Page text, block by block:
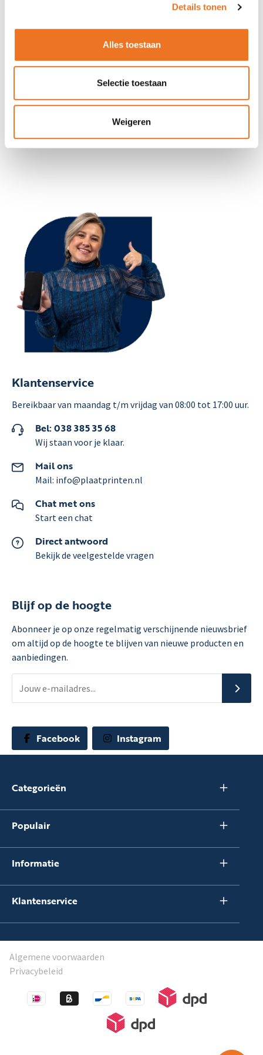
Details tonen
Alles toestaan
Selectie toestaan
Weigeren
afmetingen door en upload je ontwerp. Wij zorgen voor
snelle levering en uitstekende kwaliteit. Zo haal jij snel het
maximale uit jouw reclame.
Contact
Voor meer informatie, (grote) bestellingen of
vragen,neem contact met ons op. Wij staan klaar om jou te
helpen met al jouw vragen en om de perfecte autosticker
Klantenservice
Bereikbaar van maandag t/m vrijdag van 08:00 tot 17:00 uur.
Bel: 038 385 35 68
Wij staan voor je klaar.
Mail ons
Mail: info@plaatprinten.nl
Chat met ons
Start een chat
Direct antwoord
Bekijk de veelgestelde vragen
Blijf op de hoogte
Abonneer je op onze regelmatig verschijnende nieuwsbrief
om altijd op de hoogte te blijven van nieuwe producten en
aanbiedingen.
Facebook Instagram
Categorieën
Populair
Informatie
Klantenservice
Algemene voorwaarden
Privacybeleid